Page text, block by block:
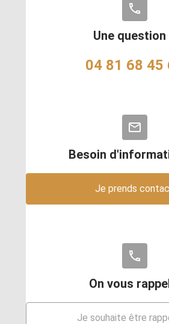
phone
Une question
04 81 68 45
mail_outline
Besoin
Je prends
phone
On vous
Je souhaite être